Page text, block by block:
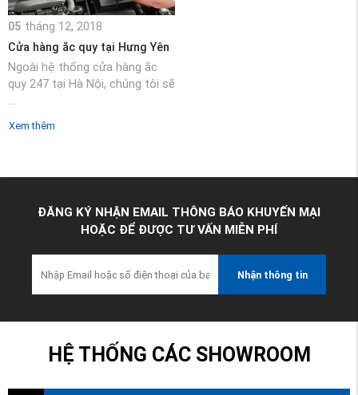
05 tháng 12, 2018
Cửa hàng ắc quy tại Hưng Yên
Ngoài hệ thống cửa hàng ắc
quy 247 tại Hà Nội, chúng tôi sẽ
...
Xem thêm
ĐĂNG KÝ NHẬN EMAIL THÔNG BÁO KHUYẾN MẠI
HOẶC ĐỂ ĐƯỢC TƯ VẤN MIỄN PHÍ
Nhận thông tin
HỆ THỐNG CÁC SHOWROOM